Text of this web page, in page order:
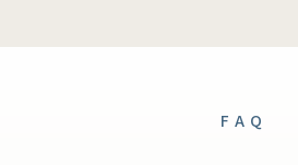
FAQ